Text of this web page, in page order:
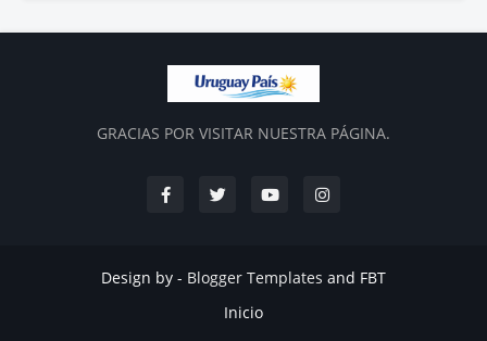
GRACIAS POR VISITAR NUESTRA PÁGINA.
Design by - Blogger Templates and FBT
Inicio